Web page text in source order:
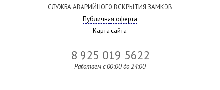
СЛУЖБА АВАРИЙНОГО ВСКРЫТИЯ ЗАМКОВ
Публичная оферта
Карта сайта
8 925 019 5622
Работаем c 00:00 до 24:00